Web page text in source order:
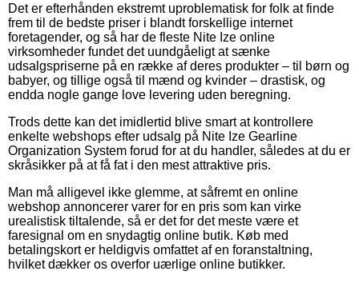
Det er efterhånden ekstremt uproblematisk for folk at finde
frem til de bedste priser i blandt forskellige internet
foretagender, og så har de fleste Nite Ize online
virksomheder fundet det uundgåeligt at sænke
udsalgspriserne på en række af deres produkter – til børn og
babyer, og tillige også til mænd og kvinder – drastisk, og
endda nogle gange love levering uden beregning.
Trods dette kan det imidlertid blive smart at kontrollere
enkelte webshops efter udsalg på Nite Ize Gearline
Organization System forud for at du handler, således at du er
skråsikker på at få fat i den mest attraktive pris.
Man må alligevel ikke glemme, at såfremt en online
webshop annoncerer varer for en pris som kan virke
urealistisk tiltalende, så er det for det meste være et
faresignal om en snydagtig online butik. Køb med
betalingskort er heldigvis omfattet af en foranstaltning,
hvilket dækker os overfor uærlige online butikker.